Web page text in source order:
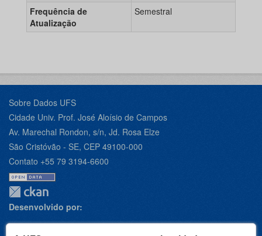
Frequência de
Atualização
Semestral
Sobre Dados UFS
Cidade Univ. Prof. José Aloísio de Campos
Av. Marechal Rondon, s/n, Jd. Rosa Elze
São Cristóvão - SE, CEP 49100-000
Contato +55 79 3194-6600
Desenvolvido por: